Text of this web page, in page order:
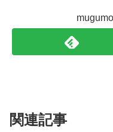
関連記事